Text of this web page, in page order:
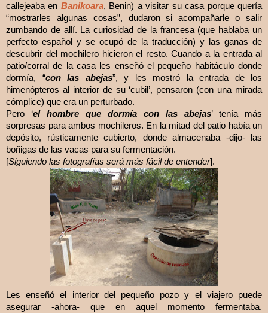
callejeaba en Banikoara, Benin) a visitar su casa porque quería
“mostrarles algunas cosas”, dudaron si acompañarle o salir
zumbando de allí. La curiosidad de la francesa (que hablaba un
perfecto español y se ocupó de la traducción) y las ganas de
descubrir del mochilero hicieron el resto. Cuando a la entrada al
patio/corral de la casa les enseñó el pequeño habitáculo donde
dormía, “con las abejas”, y les mostró la entrada de los
himenópteros al interior de su ‘cubil’, pensaron (con una mirada
cómplice) que era un perturbado.
Pero ‘el hombre que dormía con las abejas’ tenía más
sorpresas para ambos mochileros. En la mitad del patio había un
depósito, rústicamente cubierto, donde almacenaba -dijo- las
boñigas de las vacas para su fermentación.
[Siguiendo las fotografías será más fácil de entender].
Les enseñó el interior del pequeño pozo y el viajero puede
asegurar -ahora- que en aquel momento fermentaba.